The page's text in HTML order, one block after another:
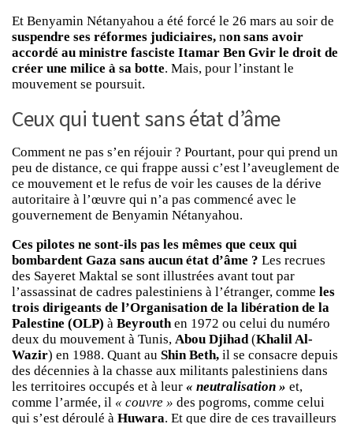
Et Benyamin Nétanyahou a été forcé le 26 mars au soir de
suspendre ses réformes judiciaires, non sans avoir
accordé au ministre fasciste Itamar Ben Gvir le droit de
créer une milice à sa botte. Mais, pour l’instant le
mouvement se poursuit.
Ceux qui tuent sans état d’âme
Comment ne pas s’en réjouir ? Pourtant, pour qui prend un
peu de distance, ce qui frappe aussi c’est l’aveuglement de
ce mouvement et le refus de voir les causes de la dérive
autoritaire à l’œuvre qui n’a pas commencé avec le
gouvernement de Benyamin Nétanyahou.
Ces pilotes ne sont-ils pas les mêmes que ceux qui
bombardent Gaza sans aucun état d’âme ? Les recrues
des Sayeret Maktal se sont illustrées avant tout par
l’assassinat de cadres palestiniens à l’étranger, comme les
trois dirigeants de l’Organisation de la libération de la
Palestine (OLP) à Beyrouthen 1972 ou celui du numéro
deux du mouvement à Tunis, Abou Djihad(Khalil Al-
Wazir) en 1988. Quant au Shin Beth, il se consacre depuis
des décennies à la chasse aux militants palestiniens dans
les territoires occupés et à leur « neutralisation » et,
comme l’armée, il « couvre » des pogroms, comme celui
qui s’est déroulé à Huwara. Et que dire de ces travailleurs